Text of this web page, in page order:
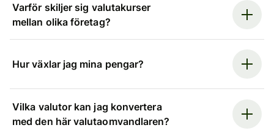
Varför skiljer sig valutakurser
mellan olika företag?
Hur växlar jag mina pengar?
Vilka valutor kan jag konvertera
med den här valutaomvandlaren?